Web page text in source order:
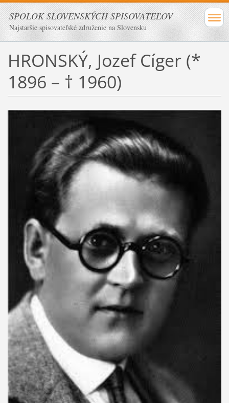
SPOLOK SLOVENSKÝCH SPISOVATEĽOV
Najstaršie spisovateľské združenie na Slovensku
HRONSKÝ, Jozef Cíger (*
1896 – † 1960)